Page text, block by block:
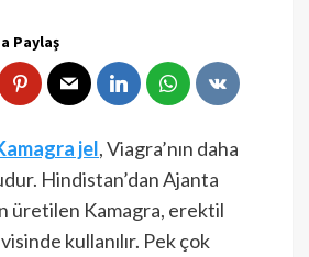
Paylaş
jel, Viagra’nın daha
Hindistan’dan Ajanta
üretilen Kamagra, erektil
kullanılır. Pek çok